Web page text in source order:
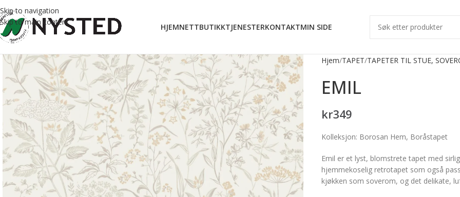
Skip to navigation
Skip to main content
HJEMNETTBUTIKKTJENESTERKONTAKTMIN SIDE
Hjem TAPET TAPETER TIL STUE,
EMIL
kr349
Kolleksjon: Borosan Hem, Boråstapet
Emil er et lyst, blomstrete tapet med
hjemmekoselig retrotapet som også
kjøkken som soverom, og det delikate,